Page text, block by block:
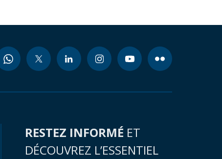
RESTEZ INFORMÉ ET
DÉCOUVREZ L’ESSENTIEL